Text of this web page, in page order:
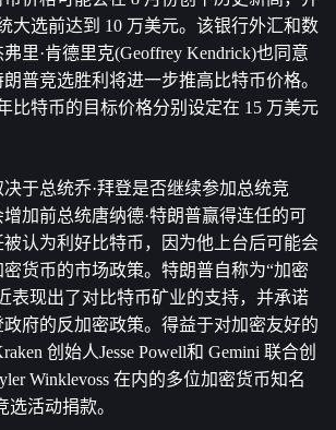
大选前达到 10 万美元。该银行外汇和数
里·肯德里克(Geoffrey Kendrick)也同意
普竞选胜利将进一步推高比特币价格。
比特币的目标价格分别设定在 15 万美元
于总统乔·拜登是否继续参加总统竞
加前总统唐纳德·特朗普赢得连任的可
认为利好比特币，因为他上台后可能会
货币的市场政策。特朗普自称为“加密
表现出了对比特币矿业的支持，并承诺
政府的反加密政策。得益于对加密友好的
创始人Jesse Powell和 Gemini 联合创
Winklevoss 在内的多位加密货币知名
活动捐款。